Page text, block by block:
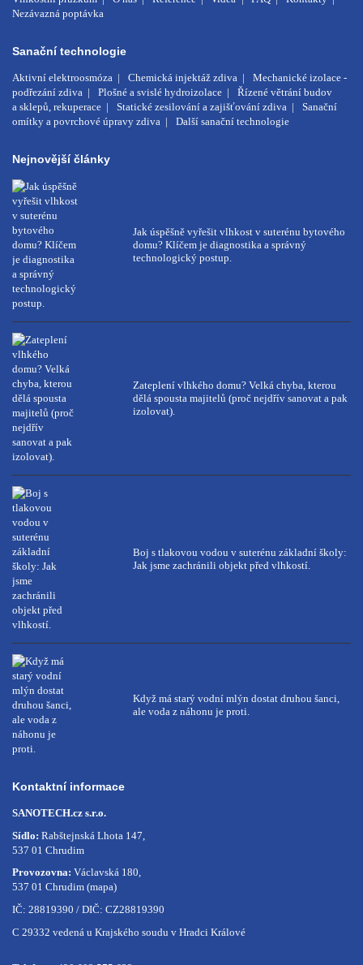
Nezávazná poptávka
Sanační technologie
Aktivní elektroosmóza Chemická injektáž zdiva
Mechanické izolace -
podřezání zdiva
Plošné a svislé hydroizolace
Řízené větrání budov
a sklepů, rekuperace
Statické zesilování a zajišťování zdiva
Sanační
omítky a povrchové úpravy zdiva
Další sanační technologie
Nejnovější články
Jak úspěšně vyřešit vlhkost v suterénu bytového
domu? Klíčem je diagnostika a správný
technologický postup.
Zateplení vlhkého domu? Velká chyba, kterou
dělá spousta majitelů (proč nejdřív sanovat a pak
izolovat).
Boj s tlakovou vodou v suterénu základní školy:
Jak jsme zachránili objekt před vlhkostí.
Když má starý vodní mlýn dostat druhou šanci,
ale voda z náhonu je proti.
Kontaktní informace
SANOTECH.cz s.r.o.
Sídlo: Rabštejnská Lhota 147,
537 01 Chrudim
Provozovna: Václavská 180,
537 01 Chrudim (mapa)
IČ: 28819390 / DIČ: CZ28819390
C 29332 vedená u Krajského soudu v Hradci Králové